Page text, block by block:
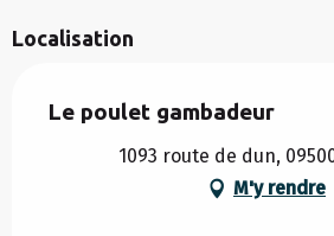
Localisation
Le poulet gambadeur
1093 route de dun,
M'y rendre